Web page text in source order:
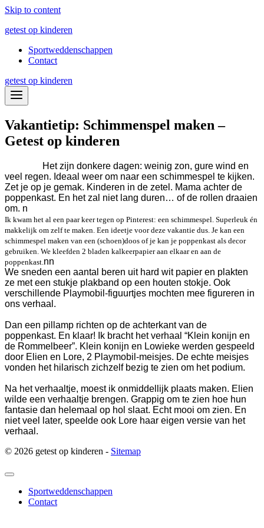
Skip to content
getest op kinderen
Sportweddenschappen
Contact
getest op kinderen
Vakantietip: Schimmenspel maken –
Getest op kinderen
Het zijn donkere dagen: weinig zon, gure wind en
veel regen. Ideaal weer om naar een schimmespel te kijken.
Zet je op je gemak. Kinderen in de zetel. Mama achter de
poppenkast. En het zal niet lang duren… of de rollen draaien
om. n
Ik kwam het al een paar keer tegen op Pinterest: een schimmespel. Superleuk én
makkelijk om zelf te maken. Een ideetje voor deze vakantie dus. Je kan een
schimmespel maken van een (schoen)doos of je kan je poppenkast als decor
gebruiken. We kleefden 2 bladen kalkeerpapier aan elkaar en aan de
poppenkast. nn
We sneden een aantal beren uit hard wit papier en plakten
ze met een stukje plakband op een houten stokje. Ook
verschillende Playmobil-figuurtjes mochten mee figureren in
ons verhaal.
Dan een pillamp richten op de achterkant van de
poppenkast. En klaar! Ik bracht het verhaal “Klein konijn en
de Rommelbeer”. Klein konijn en Lowieke werden gespeeld
door Elien en Lore, 2 Playmobil-meisjes. De echte meisjes
vonden het hilarisch zichzelf bezig te zien om het podium.
Na het verhaaltje, moest ik onmiddellijk plaats maken. Elien
wilde een verhaaltje brengen. Grappig om te zien hoe hun
fantasie dan helemaal op hol slaat. Echt mooi om zien. En
niet veel later, speelde ook Lore haar eigen versie van het
verhaal.
© 2026 getest op kinderen - Sitemap
Sportweddenschappen
Contact